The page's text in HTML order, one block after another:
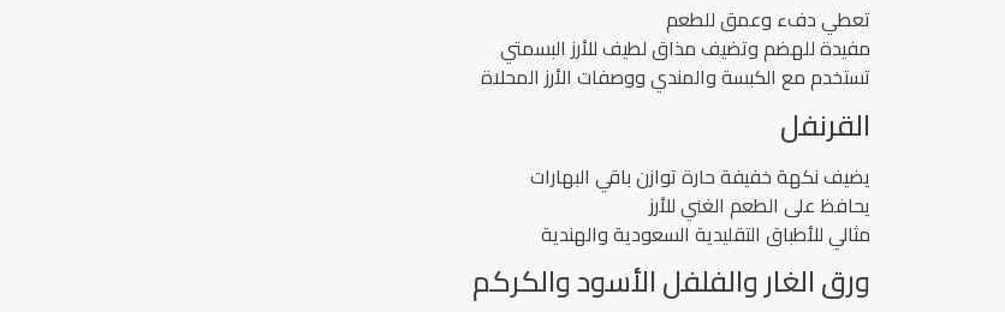
تعطي دفء وعمق للطعم
مفيدة للهضم وتضيف مذاق لطيف للأرز البسمتي
تستخدم مع الكبسة والمندي ووصفات الأرز المحلاة
القرنفل
يضيف نكهة خفيفة حارة توازن باقي البهارات
يحافظ على الطعم الغني للأرز
مثالي للأطباق التقليدية السعودية والهندية
ورق الغار والفلفل الأسود والكركم